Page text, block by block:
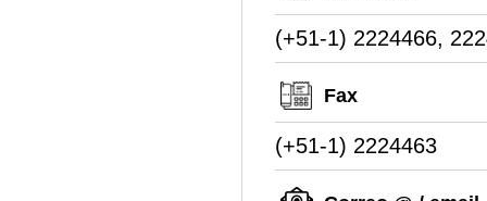
(+51-1) 2224466,
Fax
(+51-1) 2224463